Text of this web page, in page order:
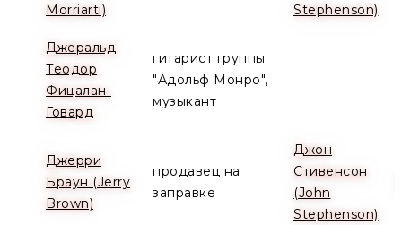
Morriarti)
Stephenson)
Джеральд
Теодор
Фицалан-
Говард
гитарист группы
"Адольф Монро",
музыкант
Джерри
Браун (Jerry
Brown)
продавец на
заправке
Джон
Стивенсон
(John
Stephenson)